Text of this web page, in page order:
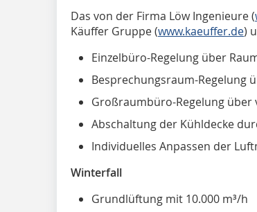
Das von der Firma Löw Ingenieure (
Käuffer Gruppe (www.kaeuffer.de)
Einzelbüro-Regelung über
Besprechungsraum-Regelung
Großraumbüro-Regelung über
Abschaltung der Kühldecke
Individuelles Anpassen der
Winterfall
Grundlüftung mit 10.000 m³/h